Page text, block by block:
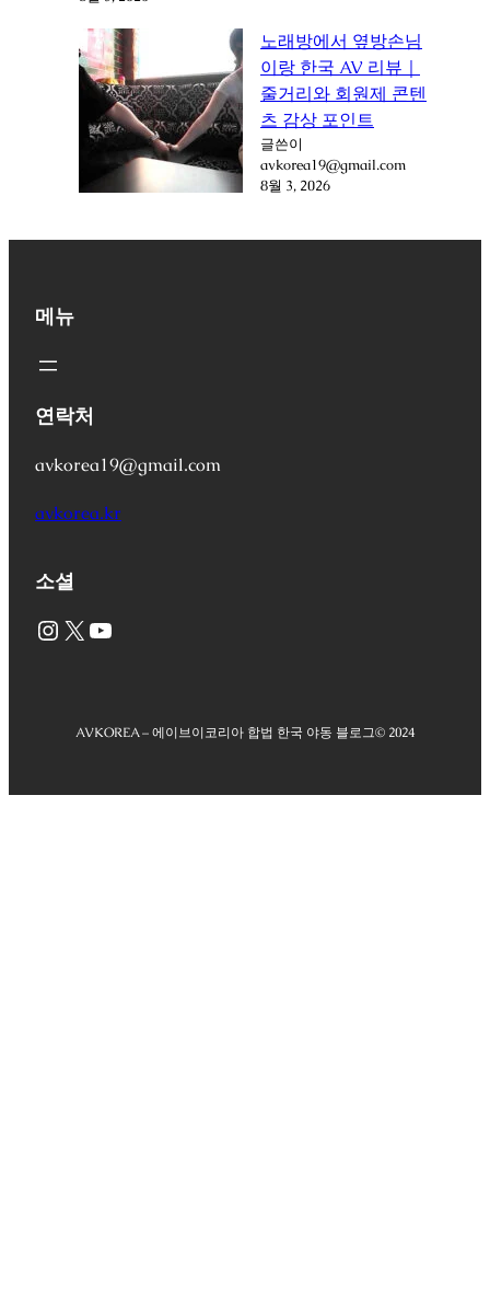
노래방에서 옆방손님
이랑 한국 AV 리뷰｜
줄거리와 회원제 콘텐
츠 감상 포인트
글쓴이
avkorea19@gmail.com
8월 3, 2026
메뉴
연락처
avkorea19@gmail.com
avkorea.kr
소셜
Instagram X YouTube
AVKOREA – 에이브이코리아 합법 한국 야동 블로그© 2024